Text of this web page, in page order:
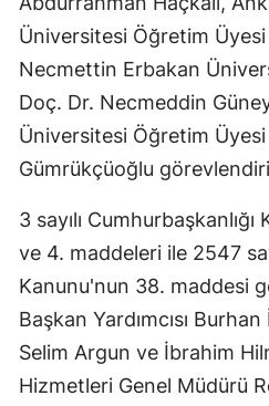
Üniversitesi Öğretim
Necmettin Erbakan
Doç. Dr. Necmeddin
Üniversitesi Öğretim
Gümrükçüoğlu
3 sayılı
ve 4. maddeleri ile 2547
Kanunu'nun 38. maddesi
Başkan Yardımcısı
Selim Argun ve İbrahim
Hizmetleri Genel Müdürü